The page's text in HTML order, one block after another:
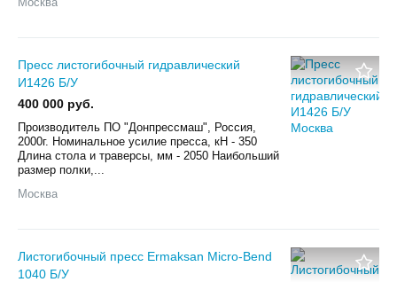
Пресс листогибочный гидравлический
И1426 Б/У
400 000 руб.
Производитель ПО "Донпрессмаш", Россия,
2000г. Номинальное усилие пресса, кН - 350
Длина стола и траверсы, мм - 2050 Наибольший
размер полки,...
Москва
Листогибочный пресс Ermaksan Micro-Bend
1040 Б/У